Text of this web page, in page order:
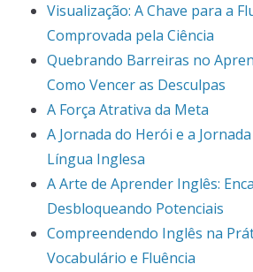
Visualização: A Chave para a
Comprovada pela Ciência
Quebrando Barreiras no
Como Vencer as Desculpas
A Força Atrativa da Meta
A Jornada do Herói e a
Língua Inglesa
A Arte de Aprender Inglês:
Desbloqueando Potenciais
Compreendendo Inglês na
Vocabulário e Fluência